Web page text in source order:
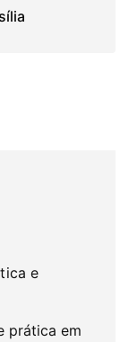
e
prática em